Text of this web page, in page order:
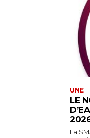
UNE
LE
La